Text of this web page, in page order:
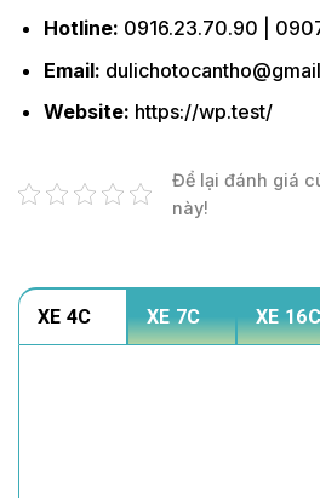
Hotline: 0916.23.70.90 |
Email:
Website: https://wp.test/
Để lại đánh giá
này!
XE 4C XE 7C XE 16C